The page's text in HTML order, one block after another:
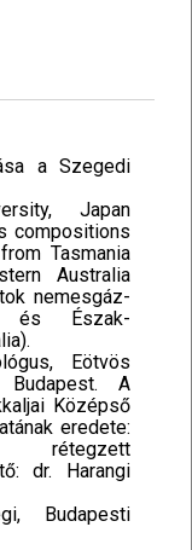
a Szegedi
Japan
compositions
Tasmania
Australia
nemesgáz-
és Észak-
Eötvös
Budapest. A
Középső
eredete:
rétegzett
dr. Harangi
Budapesti